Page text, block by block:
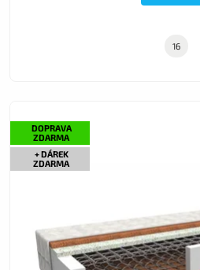
16
DOPRAVA
ZDARMA
+ DÁREK
ZDARMA